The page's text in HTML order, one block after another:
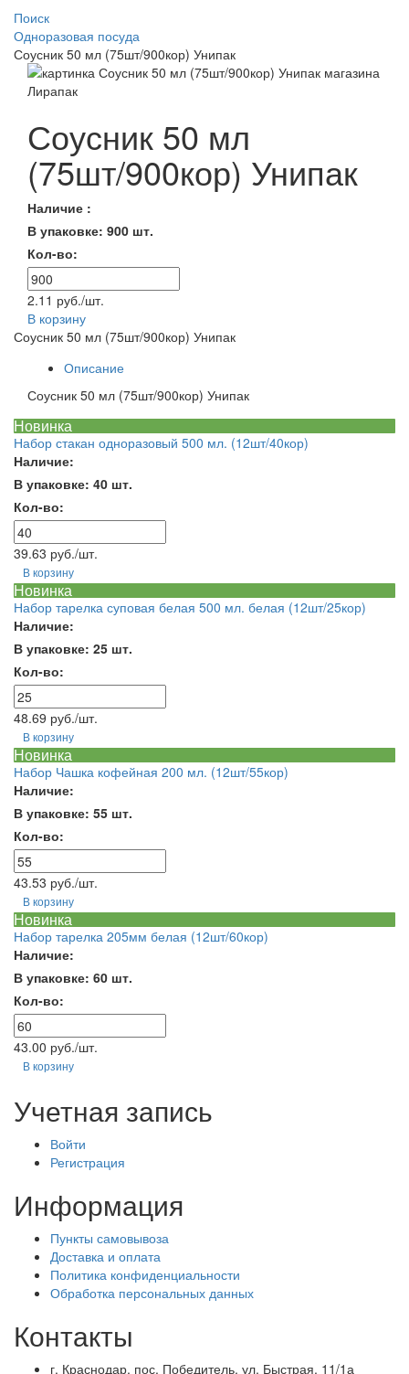
Поиск
Одноразовая посуда
Соусник 50 мл (75шт/900кор) Унипак
Соусник 50 мл
(75шт/900кор) Унипак
Наличие :
В упаковке: 900 шт.
Кол-во:
2.11 руб./шт.
В корзину
Соусник 50 мл (75шт/900кор) Унипак
Описание
Соусник 50 мл (75шт/900кор) Унипак
Новинка
Набор стакан одноразовый 500 мл. (12шт/40кор)
Наличие:
В упаковке: 40 шт.
Кол-во:
39.63 руб./шт.
В корзину
Новинка
Набор тарелка суповая белая 500 мл. белая (12шт/25кор)
Наличие:
В упаковке: 25 шт.
Кол-во:
48.69 руб./шт.
В корзину
Новинка
Набор Чашка кофейная 200 мл. (12шт/55кор)
Наличие:
В упаковке: 55 шт.
Кол-во:
43.53 руб./шт.
В корзину
Новинка
Набор тарелка 205мм белая (12шт/60кор)
Наличие:
В упаковке: 60 шт.
Кол-во:
43.00 руб./шт.
В корзину
Учетная запись
Войти
Регистрация
Информация
Пункты самовывоза
Доставка и оплата
Политика конфиденциальности
Обработка персональных данных
Контакты
г. Краснодар, пос. Победитель, ул. Быстрая, 11/1а